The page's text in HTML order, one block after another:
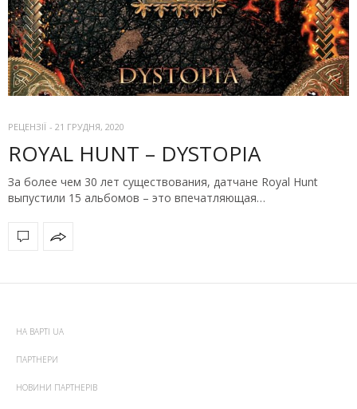
РЕЦЕНЗІЇ - 21 ГРУДНЯ, 2020
ROYAL HUNT – DYSTOPIA
За более чем 30 лет существования, датчане Royal Hunt
выпустили 15 альбомов – это впечатляющая…
НА ВАРТІ UA
ПАРТНЕРИ
НОВИНИ ПАРТНЕРІВ